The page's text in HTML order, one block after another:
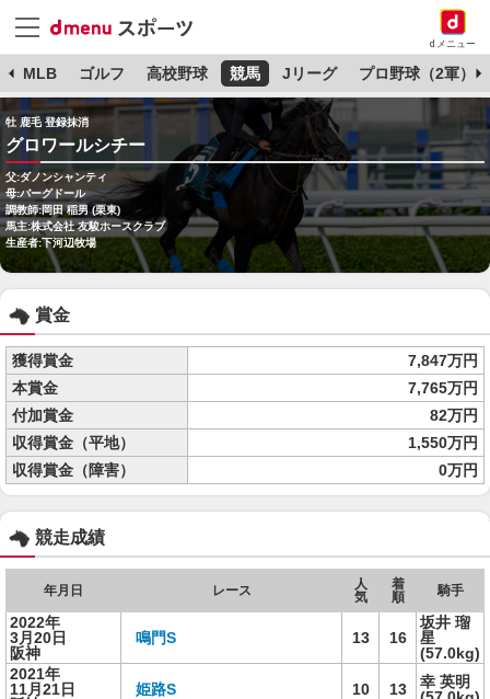
dメニュー
MLB ゴルフ 高校野球 競馬 Jリーグ プロ野球（2軍）
牡 鹿毛 登録抹消
グロワールシチー
父:ダノンシャンティ
母:バーグドール
調教師:岡田 稲男 (栗東)
馬主:株式会社 友駿ホースクラブ
生産者:下河辺牧場
賞金
獲得賞金
7,847万円
本賞金
7,765万円
付加賞金
82万円
収得賞金（平地）
1,550万円
収得賞金（障害）
0万円
競走成績
年月日 レース
人
気
着
順
騎手
2022年
3月20日
阪神
鳴門S 13 16
坂井 瑠
星
(57.0kg)
2021年
11月21日
姫路S 10 13
幸 英明